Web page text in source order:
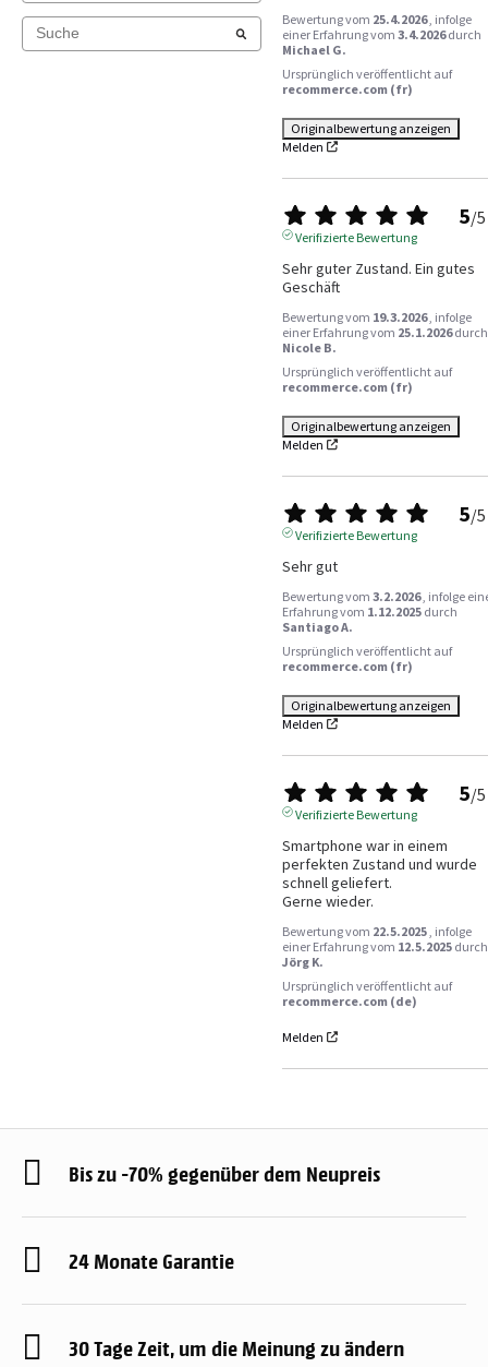
Bewertung vom 25.4.2026 , infolge
einer Erfahrung vom 3.4.2026 durch
Michael G.
Ursprünglich veröffentlicht auf
recommerce.com (fr)
Originalbewertung anzeigen
Melden
5/5
Verifizierte Bewertung
Sehr guter Zustand. Ein gutes
Geschäft
Bewertung vom 19.3.2026 , infolge
einer Erfahrung vom 25.1.2026 durch
Nicole B.
Ursprünglich veröffentlicht auf
recommerce.com (fr)
Originalbewertung anzeigen
Melden
5/5
Verifizierte Bewertung
Sehr gut
Bewertung vom 3.2.2026 , infolge
Erfahrung vom 1.12.2025 durch
Santiago A.
Ursprünglich veröffentlicht auf
recommerce.com (fr)
Originalbewertung anzeigen
Melden
5/5
Verifizierte Bewertung
Smartphone war in einem
perfekten Zustand und wurde
schnell geliefert.
Gerne wieder.
Bewertung vom 22.5.2025 , infolge
einer Erfahrung vom 12.5.2025 durch
Jörg K.
Ursprünglich veröffentlicht auf
recommerce.com (de)
Melden
Bis zu -70% gegenüber dem Neupreis
24 Monate Garantie
30 Tage Zeit, um die Meinung zu ändern